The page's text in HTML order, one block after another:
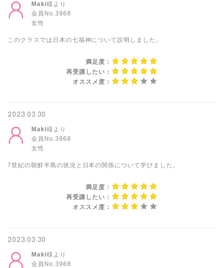
Maki様より
会員No.3968
女性
このクラスでは日本の七福神について説明しました。
満足度：
再受講したい：
オススメ度：
2023.03.30
Maki様より
会員No.3968
女性
7世紀の朝鮮半島の状況と日本の関係について学びました。
満足度：
再受講したい：
オススメ度：
2023.03.30
Maki様より
会員No.3968